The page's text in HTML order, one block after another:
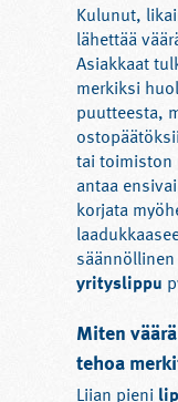
Kulunut,
lähettää
Asiakkaat
merkiksi
puutteesta,
tai toimiston
antaa
korjata
yrityslippu
Miten
tehoa
Liian pieni